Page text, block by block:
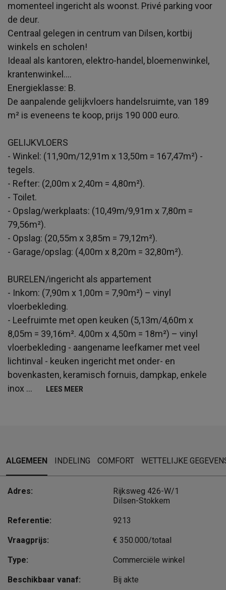
momenteel ingericht als woonst. Privé parking voor
de deur.
Centraal gelegen in centrum van Dilsen, kortbij
winkels en scholen!
Ideaal als kantoren, elektro-handel, bloemenwinkel,
krantenwinkel....
Energieklasse: B.
De aanpalende gelijkvloers handelsruimte, van 189
m² is eveneens te koop, prijs 190 000 euro.
GELIJKVLOERS
- Winkel: (11,90m/12,91m x 13,50m = 167,47m²) -
tegels.
- Refter: (2,00m x 2,40m = 4,80m²).
- Toilet.
- Opslag/werkplaats: (10,49m/9,91m x 7,80m =
79,56m²).
- Opslag: (20,55m x 3,85m = 79,12m²).
- Garage/opslag: (4,00m x 8,20m = 32,80m²).
BURELEN/ingericht als appartement
- Inkom: (7,90m x 1,00m = 7,90m²) – vinyl
vloerbekleding.
- Leefruimte met open keuken (5,13m/4,60m x
8,05m = 39,16m². 4,00m x 4,50m = 18m²) – vinyl
vloerbekleding - aangename leefkamer met veel
lichtinval - keuken ingericht met onder- en
bovenkasten, keramisch fornuis, dampkap, enkele
inox ... LEES MEER
ALGEMEEN INDELING COMFORT WETTELIJKE
Adres:
Rijksweg 426-W/1
Dilsen-Stokkem
Referentie: 9213
Vraagprijs: € 350.000/totaal
Type: Commerciële winkel
Beschikbaar vanaf: Bij akte